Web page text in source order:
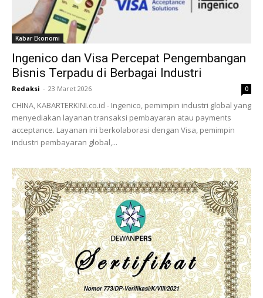
Kabar Ekonomi
Ingenico dan Visa Percepat Pengembangan
Bisnis Terpadu di Berbagai Industri
Redaksi - 23 Maret 2026 0
CHINA, KABARTERKINI.co.id - Ingenico, pemimpin industri global yang
menyediakan layanan transaksi pembayaran atau payments
acceptance. Layanan ini berkolaborasi dengan Visa, pemimpin
industri pembayaran global,...